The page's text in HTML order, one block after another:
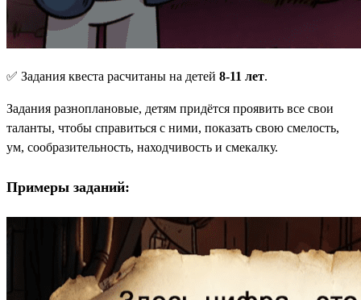
✅ Задания квеста расчитаны на детей 8-11 лет.
Задания разноплановые, детям придётся проявить все свои
таланты, чтобы справиться с ними, показать свою смелость,
ум, сообразительность, находчивость и смекалку.
Примеры заданий: